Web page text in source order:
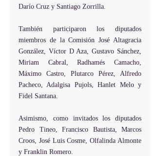
Darío Cruz y Santiago Zorrilla.
También participaron los diputados
miembros de la Comisión José Altagracia
González, Víctor D Aza, Gustavo Sánchez,
Miriam Cabral, Radhamés Camacho,
Máximo Castro, Plutarco Pérez, Alfredo
Pacheco, Adalgisa Pujols, Hanlet Melo y
Fidel Santana.
Asimismo, como invitados los diputados
Pedro Tineo, Francisco Bautista, Marcos
Croos, José Luis Cosme, Olfalinda Almonte
y Franklin Romero.